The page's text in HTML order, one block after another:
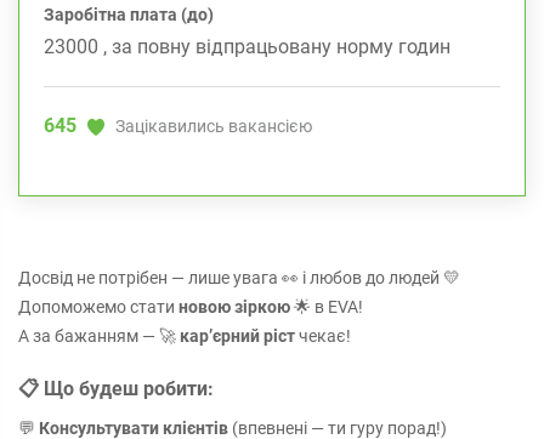
Заробітна плата (до)
23000 , за повну відпрацьовану норму годин
645 Зацікавились вакансією
Досвід не потрібен — лише увага 👀 і любов до людей 💛
Допоможемо стати новою зіркою🌟 в EVA!
А за бажанням — 🚀 карʼєрний рістчекає!
📋 Що будеш робити:
💬 Консультувати клієнтів (впевнені — ти гуру порад!)